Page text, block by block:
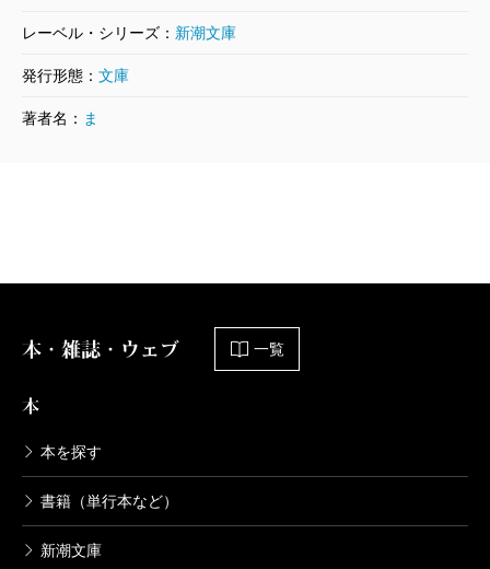
レーベル・シリーズ： 新潮文庫
発行形態： 文庫
著者名： ま
本・雑誌・ウェブ 一覧
本
本を探す
書籍（単行本など）
新潮文庫